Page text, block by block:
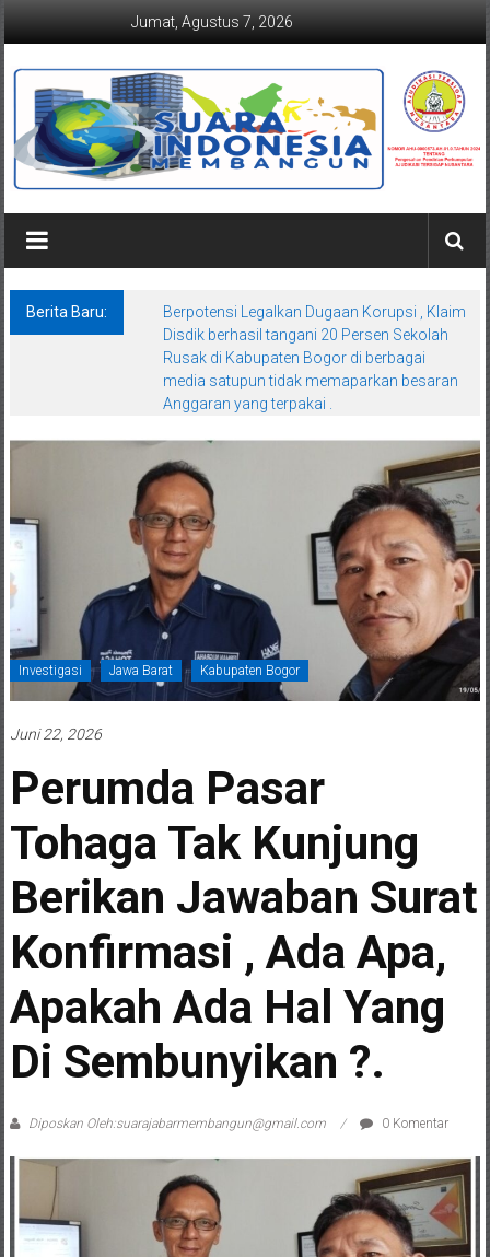
Jumat, Agustus 7, 2026
Berita Baru:
Berpotensi Legalkan Dugaan Korupsi , Klaim
Disdik berhasil tangani 20 Persen Sekolah
Rusak di Kabupaten Bogor di berbagai
media satupun tidak memaparkan besaran
Anggaran yang terpakai .
Investigasi Jawa Barat Kabupaten Bogor
Juni 22, 2026
Perumda Pasar
Tohaga Tak Kunjung
Berikan Jawaban Surat
Konfirmasi , Ada Apa,
Apakah Ada Hal Yang
Di Sembunyikan ?.
Diposkan Oleh:suarajabarmembangun@gmail.com 0 Komentar